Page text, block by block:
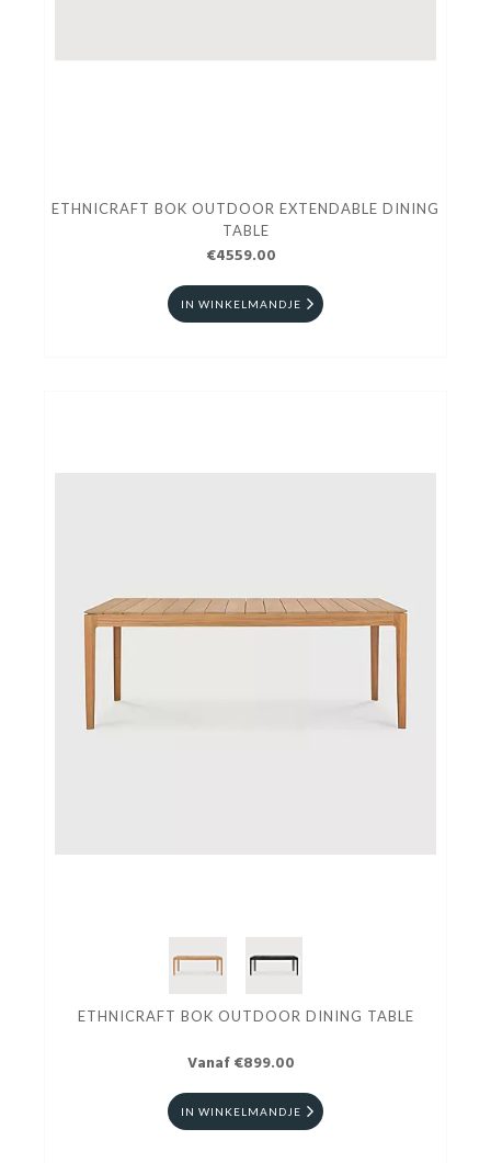
ETHNICRAFT BOK OUTDOOR EXTENDABLE DINING
TABLE
€4559.00
IN WINKELMANDJE
ETHNICRAFT BOK OUTDOOR DINING TABLE
Vanaf €899.00
IN WINKELMANDJE